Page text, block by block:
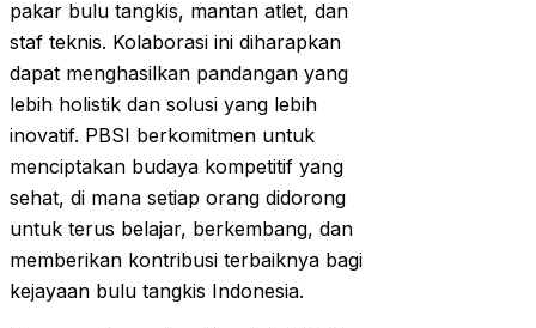
pakar bulu tangkis, mantan atlet, dan
staf teknis. Kolaborasi ini diharapkan
dapat menghasilkan pandangan yang
lebih holistik dan solusi yang lebih
inovatif. PBSI berkomitmen untuk
menciptakan budaya kompetitif yang
sehat, di mana setiap orang didorong
untuk terus belajar, berkembang, dan
memberikan kontribusi terbaiknya bagi
kejayaan bulu tangkis Indonesia.